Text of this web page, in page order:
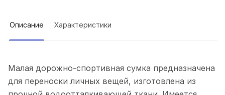
Описание Характеристики
Малая дорожно-спортивная сумка предназначена
для переноски личных вещей, изготовлена из